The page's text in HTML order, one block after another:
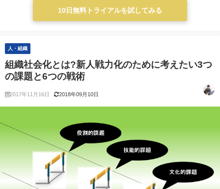
10日無料トライアルを試してみる
人・組織
組織社会化とは?新人戦力化のために考えたい3つ
の課題と6つの戦術
2017年11月16日 2018年09月10日